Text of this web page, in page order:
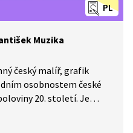
PL
Muzika
český malíř, grafik
osobnostem české
20. století. Je